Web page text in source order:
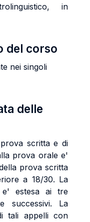
in
del corso
nei singoli
delle
scritta e di
prova orale e'
prova scritta
a 18/30. La
e' estesa ai tre
successivi. La
tali appelli con